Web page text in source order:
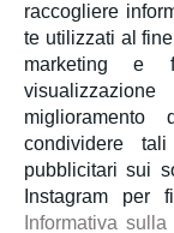
Account
Servizi
Guida al parquet
raccogliere
te utilizzati al
marketing e
condividere
pubblicitari sui
Instagram per
Informativa